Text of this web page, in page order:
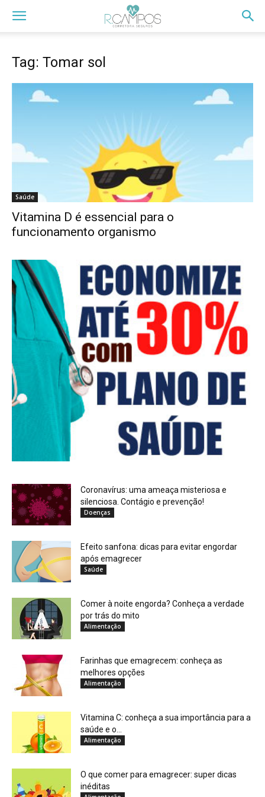
Tag: Tomar sol
Saúde
Vitamina D é essencial para o
funcionamento organismo
Coronavírus: uma ameaça misteriosa e
silenciosa. Contágio e prevenção!
Doenças
Efeito sanfona: dicas para evitar engordar
após emagrecer
Saúde
Comer à noite engorda? Conheça a verdade
por trás do mito
Alimentação
Farinhas que emagrecem: conheça as
melhores opções
Alimentação
Vitamina C: conheça a sua importância para a
saúde e o...
Alimentação
O que comer para emagrecer: super dicas
inéditas